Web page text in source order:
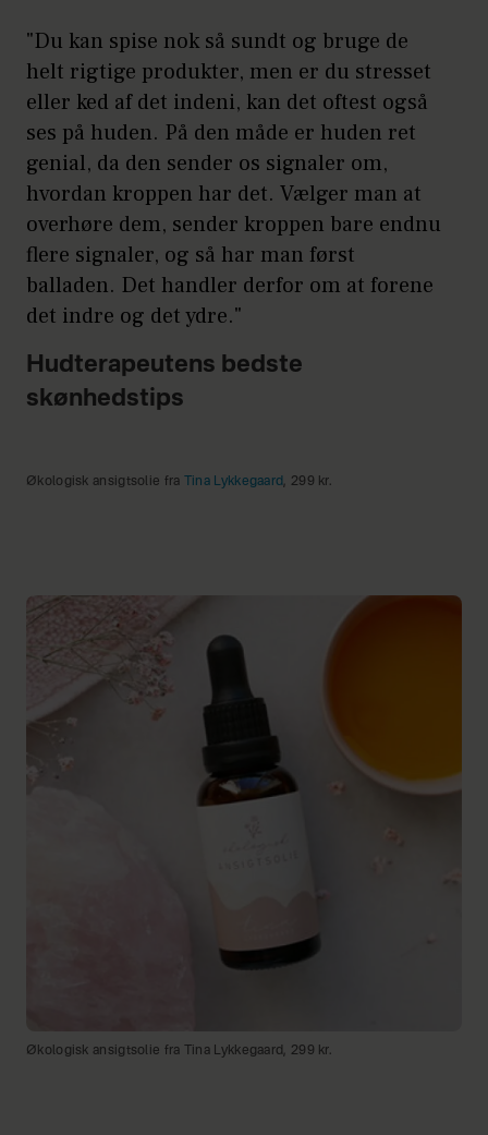
"Du kan spise nok så sundt og bruge de
helt rigtige produkter, men er du stresset
eller ked af det indeni, kan det oftest også
ses på huden. På den måde er huden ret
genial, da den sender os signaler om,
hvordan kroppen har det. Vælger man at
overhøre dem, sender kroppen bare endnu
flere signaler, og så har man først
balladen. Det handler derfor om at forene
det indre og det ydre."
Hudterapeutens bedste
skønhedstips
Økologisk ansigtsolie fra Tina Lykkegaard , 299 kr.
Økologisk ansigtsolie fra Tina Lykkegaard, 299 kr.